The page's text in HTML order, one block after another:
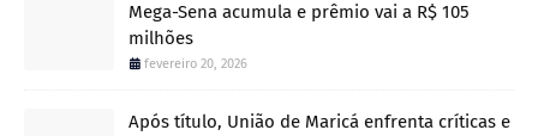
Mega-Sena acumula e prêmio vai a R$ 105
milhões
fevereiro 20, 2026
Após título, União de Maricá enfrenta críticas e